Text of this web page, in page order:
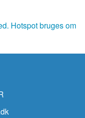
Hotspot bruges om